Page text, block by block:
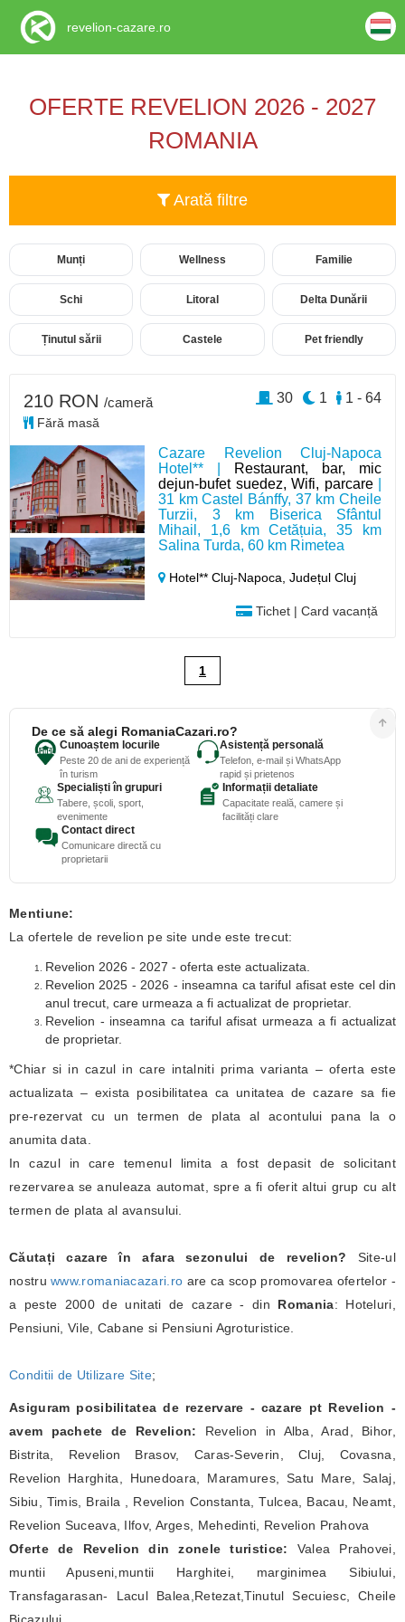
OFERTE REVELION 2026 - 2027
ROMANIA
Arată filtre
Munți Wellness Familie
Schi Litoral Delta Dunării
Ținutul sării Castele Pet friendly
Cazare Revelion Cluj-Napoca
Hotel** |
Restaurant, bar, mic
dejun-bufet suedez, Wifi, parcare|
31 km Castel Bánffy, 37 km Cheile
Turzii, 3 km Biserica Sfântul
Mihail, 1,6 km Cetățuia, 35 km
Salina Turda, 60 km Rimetea
Hotel** Cluj-Napoca,Județul Cluj
Tichet | Card vacanță
210 RON /cameră
Fără masă
1 - 64
1
30
1
De ce să alegi RomaniaCazari.ro?
Cunoaștem locurile
Peste 20 de ani de experiență
în turism
Asistență personală
Telefon, e-mail și WhatsApp
rapid și prietenos
Specialiști în grupuri
Tabere, școli, sport,
evenimente
Informații detaliate
Capacitate reală, camere și
facilități clare
Contact direct
Comunicare directă cu
proprietarii
Mentiune:
La ofertele de revelion pe site unde este trecut:
Revelion 2026 - 2027 - oferta este actualizata.
Revelion 2025 - 2026 - inseamna ca tariful afisat este cel din
anul trecut, care urmeaza a fi actualizat de proprietar.
Revelion - inseamna ca tariful afisat urmeaza a fi actualizat
de proprietar.
*Chiar si in cazul in care intalniti prima varianta – oferta este
actualizata – exista posibilitatea ca unitatea de cazare sa fie
pre-rezervat cu un termen de plata al acontului pana la o
anumita data.
In cazul in care temenul limita a fost depasit de solicitant
rezervarea se anuleaza automat, spre a fi oferit altui grup cu alt
termen de plata al avansului.
Căutați cazare în afara sezonului de revelion? Site-ul
nostruwww.romaniacazari.ro are ca scop promovarea ofertelor -
a peste 2000 de unitati de cazare - din Romania: Hoteluri,
Pensiuni, Vile, Cabane si Pensiuni Agroturistice.
Conditii de Utilizare Site;
Asiguram posibilitatea de rezervare - cazare pt Revelion -
avem pachete de Revelion: Revelion in Alba, Arad, Bihor,
Bistrita, Revelion Brasov, Caras-Severin, Cluj, Covasna,
Revelion Harghita, Hunedoara, Maramures, Satu Mare, Salaj,
Sibiu, Timis, Braila , Revelion Constanta, Tulcea, Bacau, Neamt,
Revelion Suceava, Ilfov, Arges, Mehedinti, Revelion Prahova
Oferte de Revelion din zonele turistice: Valea Prahovei,
muntii Apuseni,muntii Harghitei, marginimea Sibiului,
Transfagarasan- Lacul Balea,Retezat,Tinutul Secuiesc, Cheile
revelion-cazare.ro